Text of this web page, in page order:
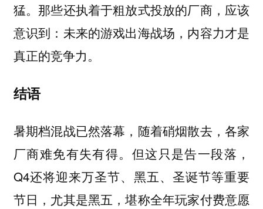
猛。那些还执着于粗放式投放的厂商，应该
意识到：未来的游戏出海战场，内容力才是
真正的竞争力。
结语
暑期档混战已然落幕，随着硝烟散去，各家
厂商难免有失有得。但这只是告一段落，
Q4还将迎来万圣节、黑五、圣诞节等重要
节日，尤其是黑五，堪称全年玩家付费意愿